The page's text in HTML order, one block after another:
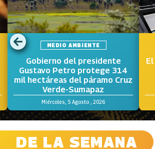
MEDIO AMBIENTE
Miércoles, 5 Agosto , 2026
Gobierno del presidente
Gustavo Petro protege 314
mil hectáreas del páramo Cruz
Verde-Sumapaz
DE LA SEMANA